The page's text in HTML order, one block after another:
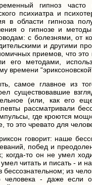
гипноз
психиатра и
в области гипноза
о гипнозе и
с болезнями, от
и другими
приемов, что
его методами,
времени
самое главное из
существовавшие
(или, как его
рассматривали
где кроются
то это чревато для
говорит: наше
побед и
когда-то он не умел
читать и писать - и
бессознательном; из
человека - даже если